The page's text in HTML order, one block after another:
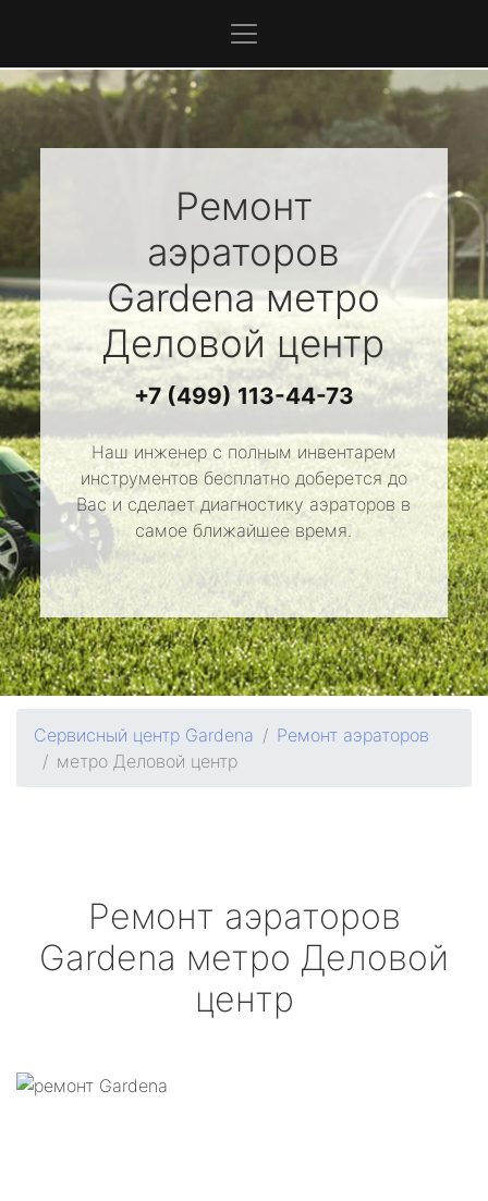
Ремонт
аэраторов
Gardenaметро
Деловой центр
+7 (499) 113-44-73
Наш инженер с полным инвентарем
инструментов бесплатно доберется до
Вас и сделает диагностику аэраторов в
самое ближайшее время.
Сервисный центр Gardena
Ремонт аэраторов
метро Деловой центр
Ремонт аэраторов
Gardena метро Деловой
центр